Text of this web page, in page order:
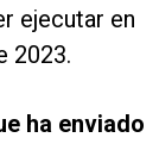
ejecutar en
2023.
ha enviado